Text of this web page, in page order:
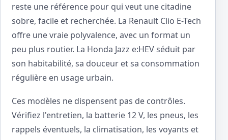
reste une référence pour qui veut une citadine
sobre, facile et recherchée. La Renault Clio E-Tech
offre une vraie polyvalence, avec un format un
peu plus routier. La Honda Jazz e:HEV séduit par
son habitabilité, sa douceur et sa consommation
régulière en usage urbain.
Ces modèles ne dispensent pas de contrôles.
Vérifiez l'entretien, la batterie 12 V, les pneus, les
rappels éventuels, la climatisation, les voyants et